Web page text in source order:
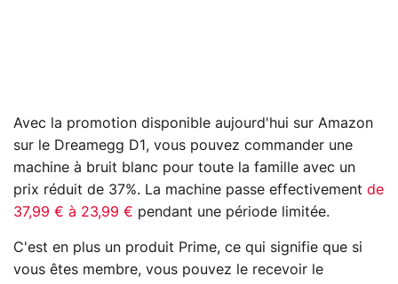
Avec la promotion disponible aujourd'hui sur Amazon
sur le Dreamegg D1, vous pouvez commander une
machine à bruit blanc pour toute la famille avec un
prix réduit de 37%. La machine passe effectivement de
37,99 € à 23,99 € pendant une période limitée.
C'est en plus un produit Prime, ce qui signifie que si
vous êtes membre, vous pouvez le recevoir le